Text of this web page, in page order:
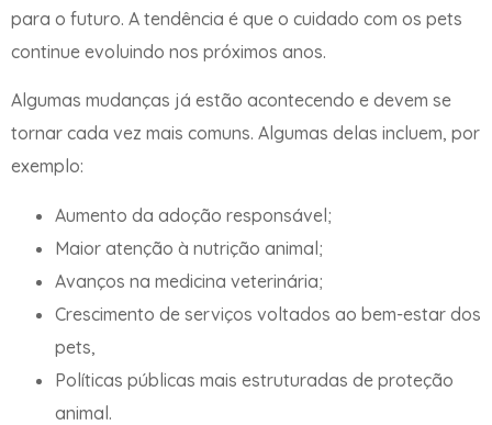
para o futuro. A tendência é que o cuidado com os pets
continue evoluindo nos próximos anos.
Algumas mudanças já estão acontecendo e devem se
tornar cada vez mais comuns. Algumas delas incluem, por
exemplo:
Aumento da adoção responsável;
Maior atenção à nutrição animal;
Avanços na medicina veterinária;
Crescimento de serviços voltados ao bem-estar dos
pets,
Políticas públicas mais estruturadas de proteção
animal.